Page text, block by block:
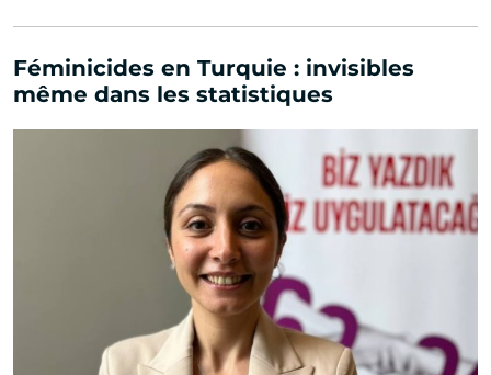
Féminicides en Turquie : invisibles
même dans les statistiques